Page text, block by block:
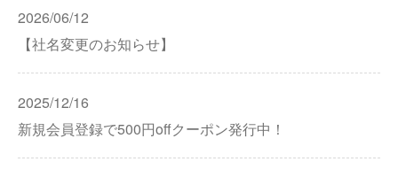
2026/06/12
【社名変更のお知らせ】
2025/12/16
新規会員登録で500円offクーポン発行中！